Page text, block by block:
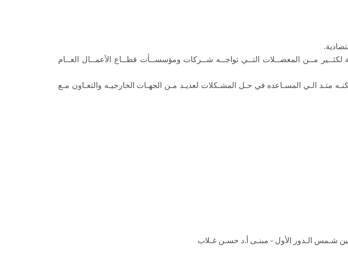
لكثــير مــن المعضــلات التــي تواجــه شــركات ومؤسســأت قطــاع الأعمــال العــام
متـد الـي المسـاعده في حـل المشـكلات لعديـد مـن الجهـات الخارجيـه والتعـاون مـع
عـين شـمس الـدور الأول - مبنـى أ.د حسـن غـلاب